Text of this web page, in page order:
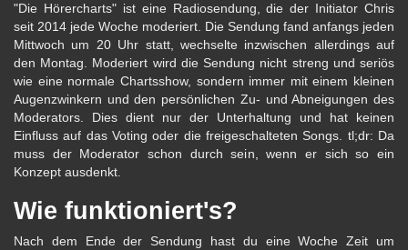
"Die Hörercharts" ist eine Radiosendung, die der Initiator Chris
seit 2014 jede Woche moderiert. Die Sendung fand anfangs jeden
Mittwoch um 20 Uhr statt, wechselte inzwischen allerdings auf
den Montag. Moderiert wird die Sendung nicht streng und seriös
wie eine normale Chartsshow, sondern immer mit einem kleinen
Augenzwinkern und den persönlichen Zu- und Abneigungen des
Moderators. Dies dient nur der Unterhaltung und hat keinen
Einfluss auf das Voting oder die freigeschalteten Songs. tl;dr: Da
muss der Moderator schon durch sein, wenn er sich so ein
Konzept ausdenkt.
Wie funktioniert's?
Nach dem Ende der Sendung hast du eine Woche Zeit um